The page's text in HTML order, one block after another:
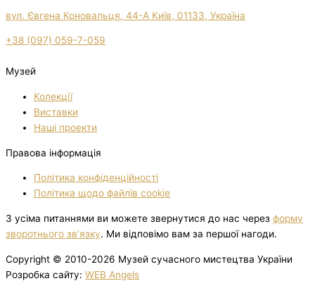
вул. Євгена Коновальця, 44-А Київ, 01133, Україна
+38 (097) 059-7-059
Музей
Колекції
Виставки
Нашi проекти
Правова інформація
Політика конфіденційності
Політика щодо файлів cookie
З усіма питаннями ви можете звернутися до нас через форму
зворотнього зв’язку. Ми відповімо вам за першої нагоди.
Copyright © 2010-2026 Музей сучасного мистецтва України
Розробка сайту: WEB Angels